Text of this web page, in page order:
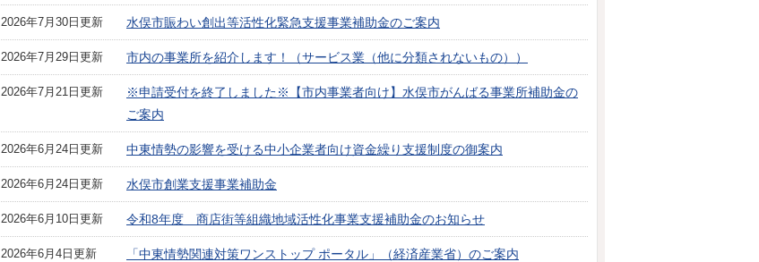
2026年7月30日更新 水俣市賑わい創出等活性化緊急支援事業補助金のご案内
2026年7月29日更新 市内の事業所を紹介します！（サービス業（他に分類されないもの））
2026年7月21日更新
※申請受付を終了しました※【市内事業者向け】水俣市がんばる事業所補助金の
ご案内
2026年6月24日更新 中東情勢の影響を受ける中小企業者向け資金繰り支援制度の御案内
2026年6月24日更新 水俣市創業支援事業補助金
2026年6月10日更新 令和8年度 商店街等組織地域活性化事業支援補助金のお知らせ
2026年6月4日更新 「中東情勢関連対策ワンストップ ポータル」（経済産業省）のご案内